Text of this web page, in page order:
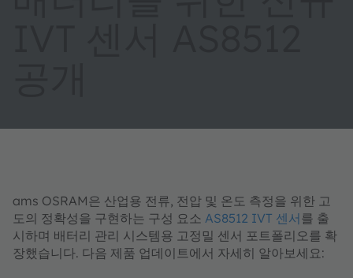
ams OSRAM은 산업용 전류, 전압 및 온도 측정을 위한 고
도의 정확성을 구현하는 구성 요소 AS8512 IVT 센서를 출
시하며 배터리 관리 시스템용 고정밀 센서 포트폴리오를 확
장했습니다. 다음 제품 업데이트에서 자세히 알아보세요: